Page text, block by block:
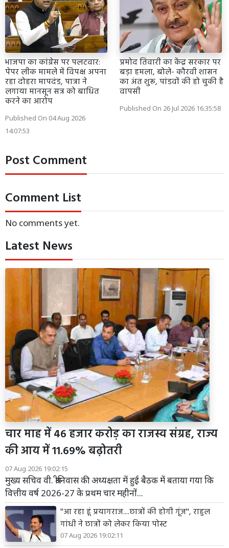
भाजपा का कांग्रेस पर पलटवार:
पेपर लीक मामले में विपक्ष अपना
रहा दोहरा मापदंड, पात्रा ने
लगाया मानसून सत्र को बाधित
करने का आरोप
Published On 04 Aug 2026
14:07:53
प्रमोद तिवारी का केंद्र सरकार पर
बड़ा हमला, बोले- कौरवी शासन
का अंत शुरू, पांडवों की हो चुकी है
वापसी
Published On 26 Jul 2026 16:35:58
Post Comment
Comment List
No comments yet.
Latest News
चार माह में 46 हजार करोड़ का राजस्व संग्रह, राज्य
की आय में 11.69% बढ़ोतरी
07 Aug 2026 19:02:15
मुख्य सचिव वी. श्रीनिवास की अध्यक्षता में हुई बैठक में बताया गया कि
वित्तीय वर्ष 2026-27 के प्रथम चार महीनों...
''आ रहा हूं प्रयागराज....छात्रों की होगी गूंज'', राहुल
गांधी ने छात्रों को लेकर किया पोस्ट
07 Aug 2026 19:02:11